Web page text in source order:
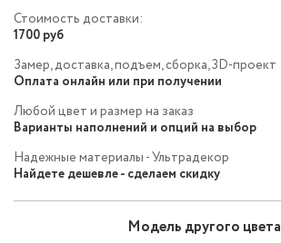
Стоимость доставки:
1700 руб
Замер, доставка, подъем, сборка, 3D-проект
Оплата онлайн или при получении
Любой цвет и размер на заказ
Варианты наполнений и опций на выбор
Надежные материалы - Ультрадекор
Найдете дешевле - сделаем скидку
Модель другого цвета